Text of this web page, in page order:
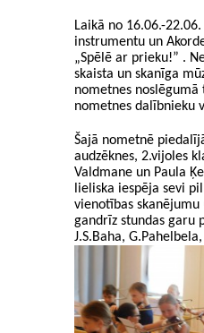
Laikā no 16.06.-
instrumentu un
„Spēlē ar prieku!” .
skaista un skanīga
nometnes
nometnes dalībnieku
Šajā nometnē
audzēknes, 2.vijoles
Valdmane un Paula
lieliska iespēja sevi
vienotības
gandrīz stundas garu
J.S.Baha,